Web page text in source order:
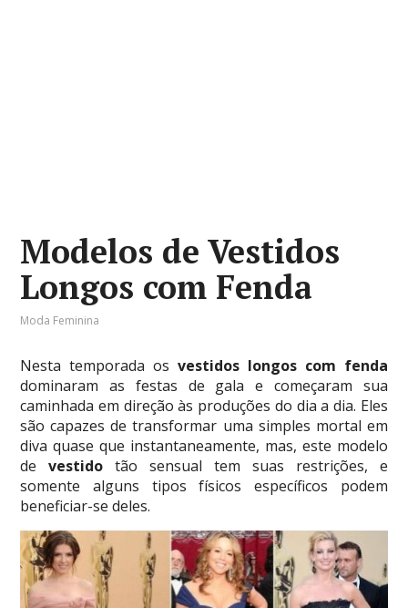
Modelos de Vestidos
Longos com Fenda
Moda Feminina
Nesta temporada os vestidos longos com fenda
dominaram as festas de gala e começaram sua
caminhada em direção às produções do dia a dia. Eles
são capazes de transformar uma simples mortal em
diva quase que instantaneamente, mas, este modelo
devestido tão sensual tem suas restrições, e
somente alguns tipos físicos específicos podem
beneficiar-se deles.